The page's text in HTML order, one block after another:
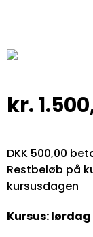
kr.
DKK 500,00
Restbeløb på
kursusdagen
Kursus: lørdag